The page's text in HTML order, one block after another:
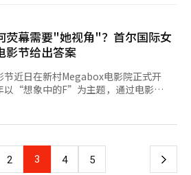
庭比例也在提升。未来，企业将持续推
的新品，以进一步巩固市场地位。”
特别跟唱上映活动，使影片登上北美地
时，奈飞还单独上线了可在家体验的跟唱
，被评价为生动有趣地展现韩国文化特
与韩国本土文化在国际上的影响力。
私》的36天，同时也超过了2024年夏
万的观影成绩。 影片不仅创
录，还刷新了韩国喜剧电影开画纪录。
了好莱坞大片《F1：狂飙飞车》和《碟
上今年票房榜首，并创下连续23天蝉联
演毕感成公开了亲笔留言认证照，通过
感谢。毕感成表示：“这一切宛如奇
完成者是观众。衷心感谢500万走进影
借持续高涨的口碑和票房热度，呈现出
荧幕需要"她视角"？首尔国际女
影节给出答案
节近日在新村Megabox电影院正式开
以“想象中的F”为主题，通过电影
）、女性（Female）、友谊
视角的国际电影节，它不仅为作品提供
挑战与心理波折的故事。这类叙事在传
2 3 4 5 下